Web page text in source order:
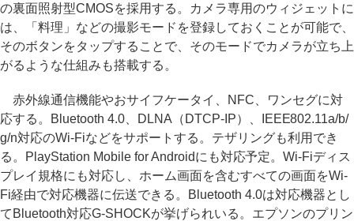
の裏面照射型CMOSを採用する。カメラ専用のウィジェットに
は、「料理」などの撮影モードを登録しておくことが可能で、
そのボタンをタップすることで、そのモードでカメラが立ち上
がるような仕組みも搭載する。
赤外線通信機能やおサイフケータイ、NFC、ワンセグに対
応する。Bluetooth 4.0、DLNA（DTCP-IP）、IEEE802.11a/b/
g/n対応のWi-Fiなどをサポートする。テザリングも利用でき
る。PlayStation Mobile for Androidにも対応予定。Wi-Fiディス
プレイ規格にも対応し、ホーム画面を含むすべての画面をWi-
Fi経由で対応機器に伝送できる。Bluetooth 4.0は対応機器とし
てBluetooth対応G-SHOCKが挙げられいる。エプソンのプリン